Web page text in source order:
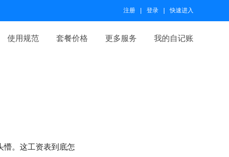
注册 登录 快速进入
使用规范 套餐价格 更多服务 我的自记账
懵。这工资表到底怎